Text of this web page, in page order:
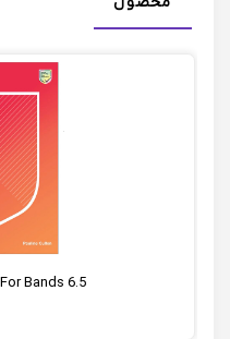
Bands 6.5